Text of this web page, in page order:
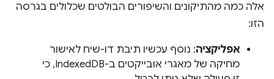
אלה כמה מהתיקונים והשיפורים הבולטים שכלולים בגרסה
הזו:
אפליקציה: נוסף עכשיו תיבת דו-שיח לאישור
מחיקה של מאגרי אובייקטים ב-IndexedDB, כי